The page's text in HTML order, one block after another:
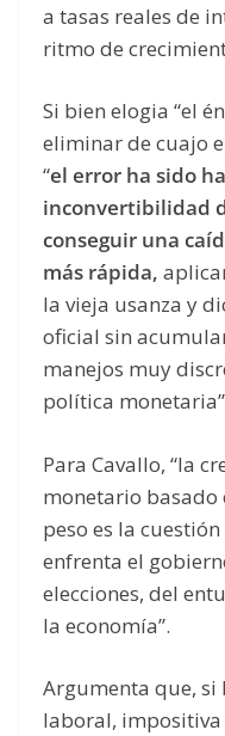
a tasas reales de
ritmo de
Si bien elogia “el
eliminar de cuajo
“el error ha sido
inconvertibilidad
conseguir una
más rápida,
la vieja usanza y
oficial sin
manejos muy
política
Para Cavallo, “la
monetario
peso es la
enfrenta el
elecciones, del
la economía”.
Argumenta que, si
laboral, impositiva